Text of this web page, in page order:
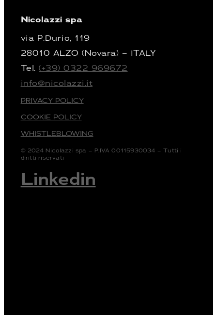
Nicolazzi spa
via P.Durio, 119
28010 ALZO (Novara) – ITALY
Tel.(+39) 0322 969672
info@nicolazzi.it
PRIVACY POLICY
COOKIE POLICY
WHISTLEBLOWING
© 2024 Nicolazzi spa – P.IVA 00115930034 – Tutti i
diritti riservati
Linkedin